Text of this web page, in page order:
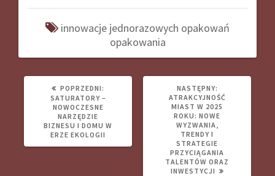
innowacje jednorazowych opakowań
opakowania
POPRZEDNI:
WPIS:
SATURATORY –
NOWOCZESNE
NARZĘDZIE
BIZNESU I DOMU W
ERZE EKOLOGII
NASTĘPNY:
WPIS:
ATRAKCYJNOŚĆ
MIAST W 2025
ROKU: NOWE
WYZWANIA,
TRENDY I
STRATEGIE
PRZYCIĄGANIA
TALENTÓW ORAZ
INWESTYCJI